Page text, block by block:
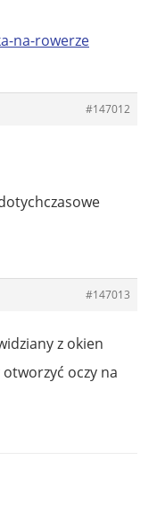
na-rowerze
#147012
#147013
z okien
oczy na